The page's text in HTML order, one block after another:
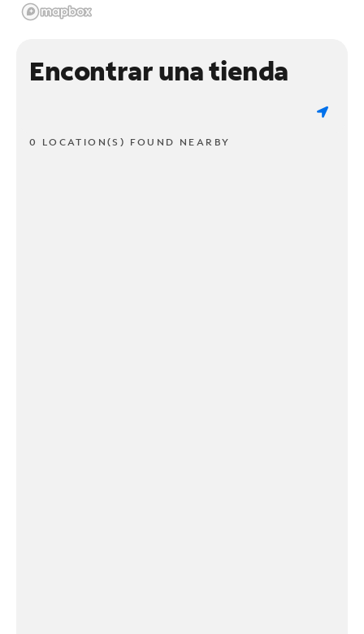
Encontrar una tienda
0 LOCATION(S) FOUND NEARBY